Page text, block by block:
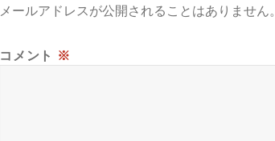
メールアドレスが公開されることはありません
コメント ※